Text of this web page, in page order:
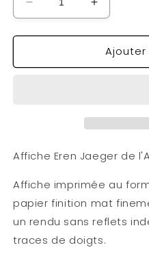
Réduire
la
quantité
Affiche
Augmenter
la
quantité
de
Affiche
Affiche Eren Jaeger de
Affiche imprimée au
papier finition mat
un rendu sans reflets
traces de doigts.